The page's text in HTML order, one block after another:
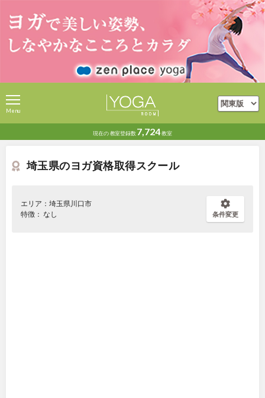
現在の教室登録数 7,724教室
Menu
埼玉県のヨガ資格取得スクール
エリア：埼玉県川口市
特徴： なし
条件変更